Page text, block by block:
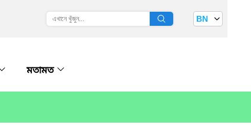
BN
মতামত